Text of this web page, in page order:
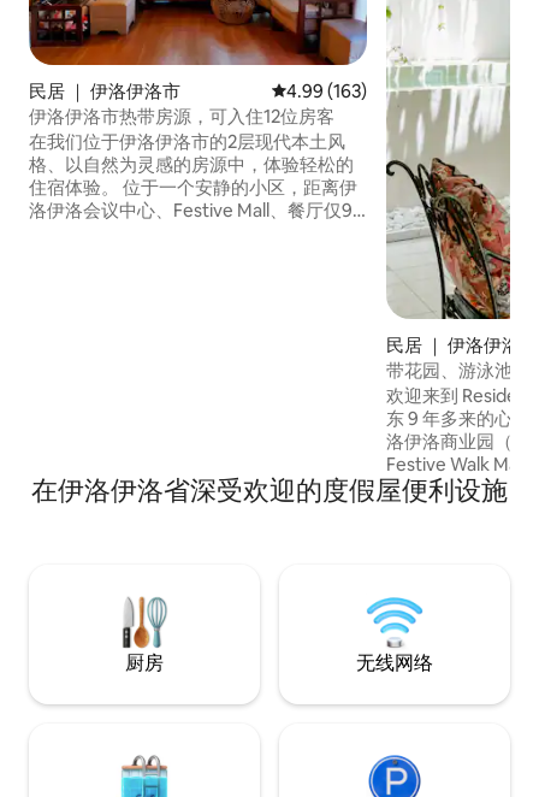
民居 ｜ 伊洛伊洛市 平均评分 4.99 分（满分 5 分），
4.99 (163)
伊洛伊洛市热带房源，可入住12位房客
在我们位于伊洛伊洛市的2层现代本土风
格、以自然为灵感的房源中，体验轻松的
住宿体验。 位于一个安静的小区，距离伊
洛伊洛会议中心、Festive Mall、餐厅仅9
民居 ｜ 伊洛伊洛市
带花园、游泳池的
Megaworld
欢迎来到
东 9 年多来的心
洛伊洛商业园（
Festive Walk Mall
Supermart）就在对面。 无论
洛伊洛会展中心的
洛市，然后回来在
在伊洛伊洛省深受欢迎的度假屋便利设施
厨房 无线网络